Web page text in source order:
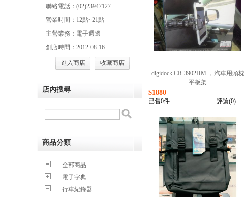
聯絡電話：(02)23947127
營業時間：12點~21點
主營業務：電子週邊
創店時間：2012-08-16
進入商店 收藏商店
店內搜尋
商品分類
全部商品
電子字典
行車紀錄器
digidock CR-3902HM ，汽車用頭枕
平板架
$1880
已售0件 評論(0)